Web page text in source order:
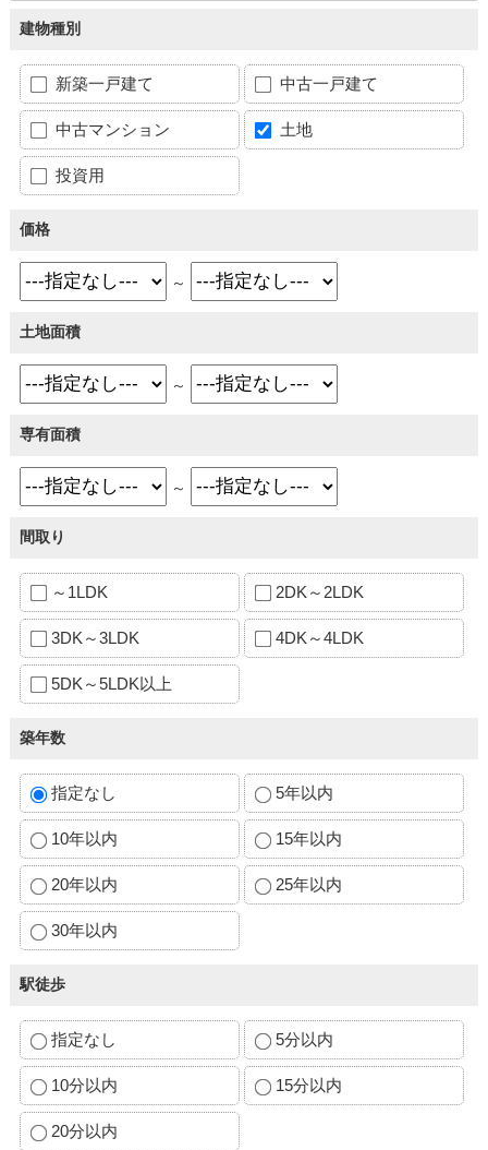
建物種別
新築一戸建て 中古一戸建て
中古マンション 土地
投資用
価格
～
土地面積
～
専有面積
～
間取り
～1LDK 2DK～2LDK
3DK～3LDK 4DK～4LDK
5DK～5LDK以上
築年数
指定なし 5年以内
10年以内 15年以内
20年以内 25年以内
30年以内
駅徒歩
指定なし 5分以内
10分以内 15分以内
20分以内